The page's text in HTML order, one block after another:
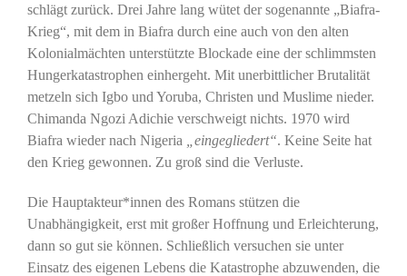
schlägt zurück. Drei Jahre lang wütet der sogenannte „Biafra-
Krieg“, mit dem in Biafra durch eine auch von den alten
Kolonialmächten unterstützte Blockade eine der schlimmsten
Hungerkatastrophen einhergeht. Mit unerbittlicher Brutalität
metzeln sich Igbo und Yoruba, Christen und Muslime nieder.
Chimanda Ngozi Adichie verschweigt nichts. 1970 wird
Biafra wieder nach Nigeria
„eingegliedert“. Keine Seite hat
den Krieg gewonnen. Zu groß sind die Verluste.
Die Hauptakteur*innen des Romans stützen die
Unabhängigkeit, erst mit großer Hoffnung und Erleichterung,
dann so gut sie können. Schließlich versuchen sie unter
Einsatz des eigenen Lebens die Katastrophe abzuwenden, die